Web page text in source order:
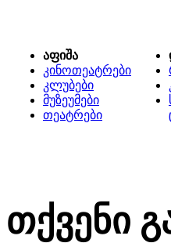
აფიშა
კინოთეატრები
კლუბები
მუზეუმები
თეატრები
თქვენი